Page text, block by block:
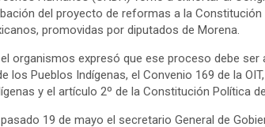
del proyecto de reformas a la
promovidas por diputados de Morena.
organismos expresó que ese proceso debe ser
los Pueblos Indígenas, el Convenio 169 de la
y el artículo 2º de la Constitución Política
19 de mayo el secretario General de